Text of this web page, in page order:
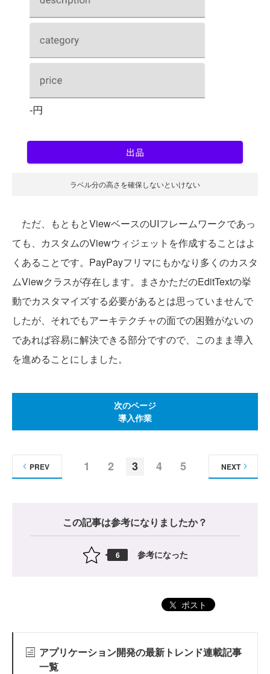
ラベル分の高さを確保しないといけない
ただ、もともとViewベースのUIフレームワークであっ
ても、カスタムのViewウィジェットを作成することはよ
くあることです。PayPayフリマにもかなり多くのカスタ
ムViewクラスが存在します。まさかただのEditTextの挙
動でカスタマイズする必要があるとは思っていませんで
したが、それでもアーキテクチャの面での困難がないの
であれば容易に解決できる部分ですので、このまま導入
を進めることにしました。
次のページ
導入作業
1 2 3 4 5
PREV NEXT
この記事は参考になりましたか？
6 参考になった
ポスト
アプリケーション開発の最新トレンド連載記事
一覧